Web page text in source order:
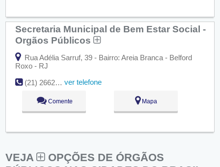
Secretaria Municipal de Bem Estar Social -
Orgãos Públicos
Rua Adélia Sarruf, 39 - Bairro: Areia Branca - Belford
Roxo - RJ
(21) 2662-0120
ver telefone
Comente Mapa
VEJA
OPÇÕES DE ÓRGÃOS